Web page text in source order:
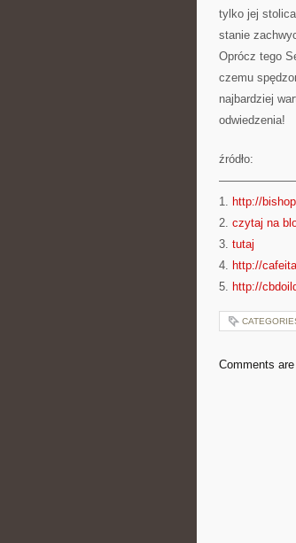
tylko jej
stanie
Oprócz tego
czemu
najbardziej
odwiedzenia!
źródło:
1. http://
2. czytaj na
3. tutaj
4. http://
5. http://
Comments